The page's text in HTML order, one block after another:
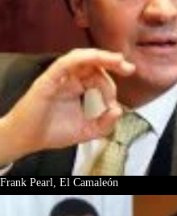
Frank Pearl, El Camaleón